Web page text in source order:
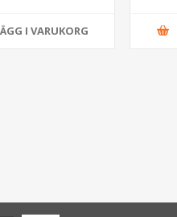
I VARUKORG